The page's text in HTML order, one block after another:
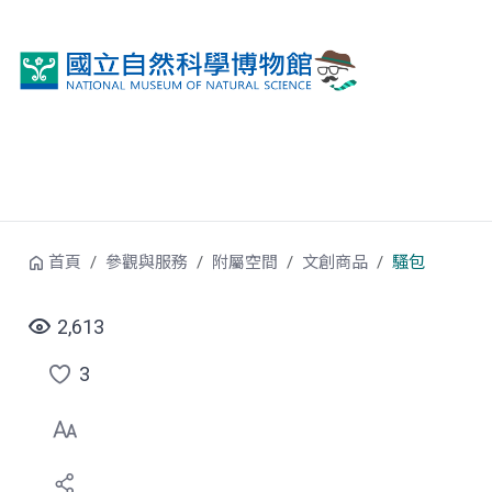
首頁 參觀與服務 附屬空間 文創商品 騷包
2,613
點
選
喜
3